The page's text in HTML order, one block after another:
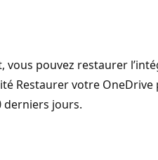
vous pouvez restaurer
Restaurer votre
derniers jours.